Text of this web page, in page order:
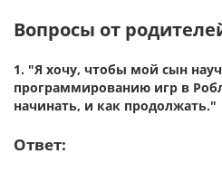
Вопросы от
1. "Я хочу, чтобы мой сын
программированию игр в
начинать, и как продолжать."
Ответ: